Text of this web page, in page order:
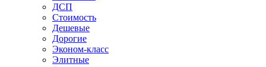
ДСП
Стоимость
Дешевые
Дорогие
Эконом-класс
Элитные